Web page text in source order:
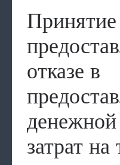
отказе в
затрат